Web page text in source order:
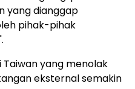
yang dianggap
pihak-pihak
Taiwan yang menolak
eksternal semakin